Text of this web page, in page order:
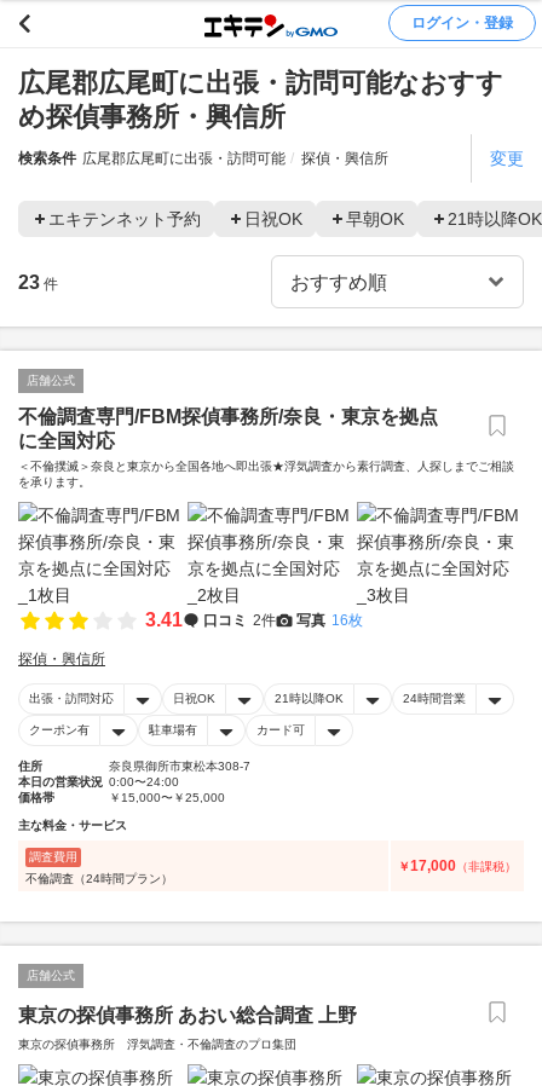
ログイン・登録
広尾郡広尾町に出張・訪問可能なおすす
め探偵事務所・興信所
検索条件 広尾郡広尾町に出張・訪問可能 探偵・興信所 変更
エキテンネット予約 日祝OK 早朝OK 21時以降OK
23 件
店舗公式
不倫調査専門/FBM探偵事務所/奈良・東京を拠点
に全国対応
＜不倫撲滅＞奈良と東京から全国各地へ即出張★浮気調査から素行調査、人探しまでご相談
を承ります。
3.41 口コミ 2件 写真 16枚
探偵・興信所
出張・訪問対応 日祝OK 21時以降OK 24時間営業
クーポン有 駐車場有 カード可
住所
奈良県御所市東松本308-7
本日の営業状況 0:00〜24:00
価格帯
￥15,000〜￥25,000
主な料金・サービス
調査費用
不倫調査（24時間プラン）
￥17,000 （非課税）
店舗公式
東京の探偵事務所 あおい総合調査 上野
東京の探偵事務所 浮気調査・不倫調査のプロ集団